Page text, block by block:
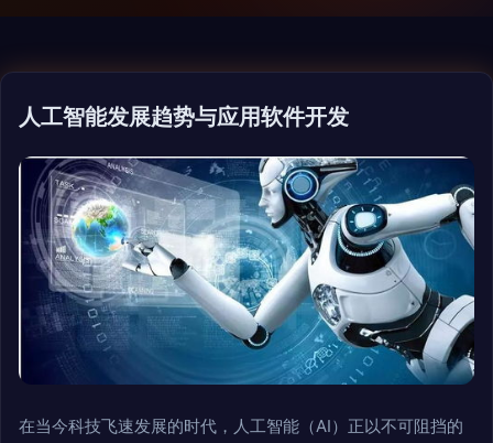
人工智能发展趋势与应用软件开发
在当今科技飞速发展的时代，人工智能（AI）正以不可阻挡的